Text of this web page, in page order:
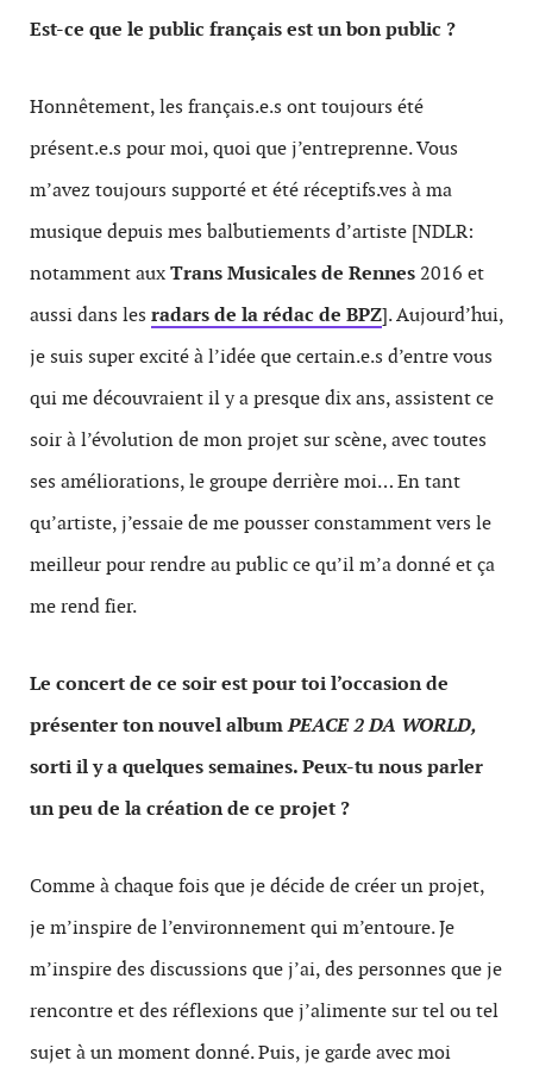
Est-ce que le public français est un bon public ?
Honnêtement, les français.e.s ont toujours été
présent.e.s pour moi, quoi que j’entreprenne. Vous
m’avez toujours supporté et été réceptifs.ves à ma
musique depuis mes balbutiements d’artiste [NDLR:
notamment auxTrans Musicales de Rennes2016 et
aussi dans les radars de la rédac de BPZ]. Aujourd’hui,
je suis super excité à l’idée que certain.e.s d’entre vous
qui me découvraient il y a presque dix ans, assistent ce
soir à l’évolution de mon projet sur scène, avec toutes
ses améliorations, le groupe derrière moi… En tant
qu’artiste, j’essaie de me pousser constamment vers le
meilleur pour rendre au public ce qu’il m’a donné et ça
me rend fier.
Le concert de ce soir est pour toi l’occasion de
présenter ton nouvel albumPEACE 2 DA WORLD,
sorti il y a quelques semaines. Peux-tu nous parler
un peu de la création de ce projet ?
Comme à chaque fois que je décide de créer un projet,
je m’inspire de l’environnement qui m’entoure. Je
m’inspire des discussions que j’ai, des personnes que je
rencontre et des réflexions que j’alimente sur tel ou tel
sujet à un moment donné. Puis, je garde avec moi